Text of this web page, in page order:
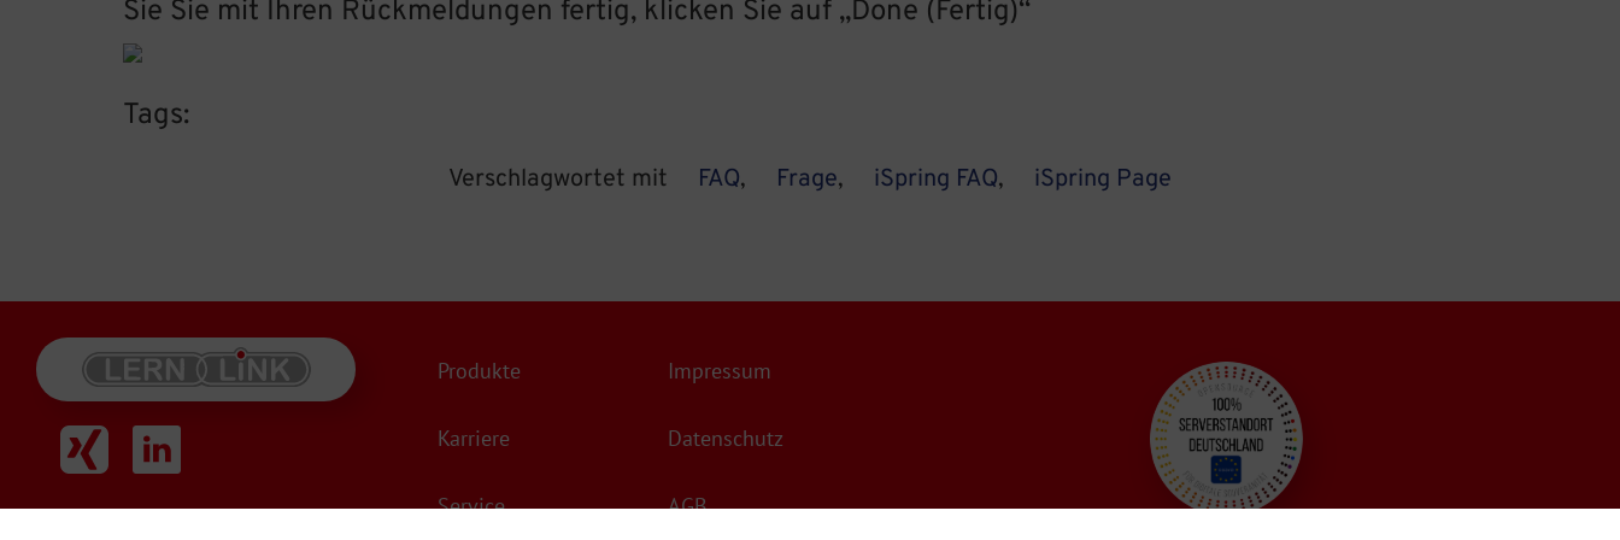
Sie Sie mit Ihren Rückmeldungen fertig, klicken Sie auf „Done (Fertig)“
Tags:
Verschlagwortet mit FAQ, Frage, iSpring FAQ, iSpring Page
Produkte
Karriere
Service
Impressum
Datenschutz
AGB